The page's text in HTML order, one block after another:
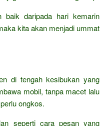
daripada hari kemarin
kita akan menjadi ummat
di tengah kesibukan yang
mobil, tanpa macet lalu
ongkos.
seperti cara pesan yang